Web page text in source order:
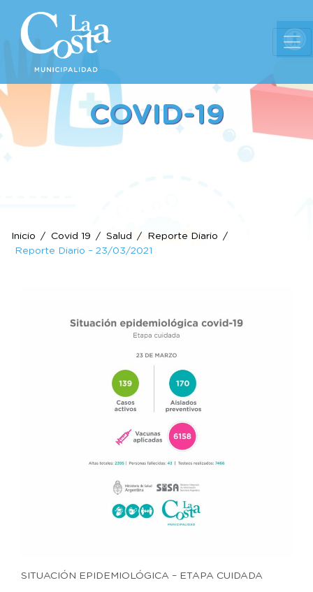
COVID-19
Inicio Covid 19 Salud
Reporte Diario
Reporte Diario – 23/03/2021
SITUACIÓN EPIDEMIOLÓGICA – ETAPA CUIDADA